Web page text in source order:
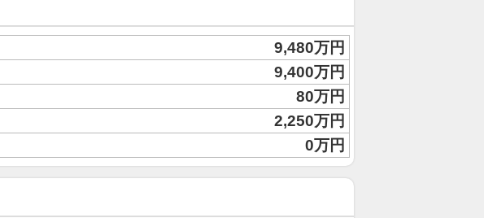
9,480万円
9,400万円
80万円
2,250万円
0万円